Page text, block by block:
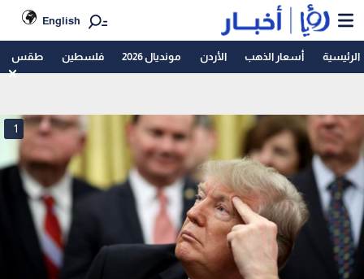
English
الرئيسية أسعار الذهب الأردن مونديال 2026 فلسطين طقس
1